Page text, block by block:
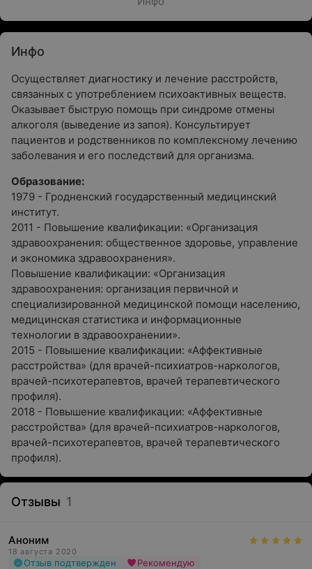
Инфо
Осуществляет диагностику и лечение расстройств,
связанных с употреблением психоактивных веществ.
Оказывает быструю помощь при синдроме отмены
алкоголя (выведение из запоя). Консультирует
пациентов и родственников по комплексному лечению
заболевания и его последствий для организма.
Образование:
1979 - Гродненский государственный медицинский
институт.
2011 - Повышение квалификации: «Организация
здравоохранения: общественное здоровье, управление
и экономика здравоохранения».
Повышение квалификации: «Организация
здравоохранения: организация первичной и
специализированной медицинской помощи населению,
медицинская статистика и информационные
технологии в здравоохранении».
2015 - Повышение квалификации: «Аффективные
расстройства» (для врачей-психиатров-наркологов,
врачей-психотерапевтов, врачей терапевтического
профиля).
2018 - Повышение квалификации: «Аффективные
расстройства» (для врачей-психиатров-наркологов,
врачей-психотерапевтов, врачей терапевтического
профиля).
Отзывы 1
Аноним
18 августа 2020
Отзыв подтвержден Рекомендую